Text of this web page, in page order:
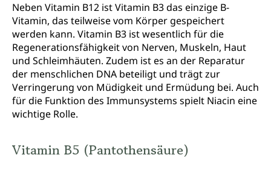
Neben Vitamin B12 ist Vitamin B3 das einzige B-
Vitamin, das teilweise vom Körper gespeichert
werden kann. Vitamin B3 ist wesentlich für die
Regenerationsfähigkeit von Nerven, Muskeln, Haut
und Schleimhäuten. Zudem ist es an der Reparatur
der menschlichen DNA beteiligt und trägt zur
Verringerung von Müdigkeit und Ermüdung bei. Auch
für die Funktion des Immunsystems spielt Niacin eine
wichtige Rolle.
Vitamin B5 (Pantothensäure)